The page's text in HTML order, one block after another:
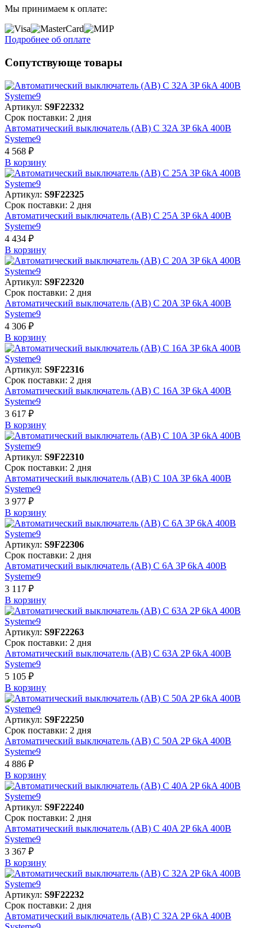
Мы принимаем к оплате:
Подробнее об оплате
Сопутствующе товары
Артикул: S9F22332
Срок поставки: 2 дня
Автоматический выключатель (АВ) C 32A 3P 6kA 400В
Systeme9
4 568 ₽
В корзинy
Артикул: S9F22325
Срок поставки: 2 дня
Автоматический выключатель (АВ) C 25A 3P 6kA 400В
Systeme9
4 434 ₽
В корзинy
Артикул: S9F22320
Срок поставки: 2 дня
Автоматический выключатель (АВ) C 20A 3P 6kA 400В
Systeme9
4 306 ₽
В корзинy
Артикул: S9F22316
Срок поставки: 2 дня
Автоматический выключатель (АВ) C 16A 3P 6kA 400В
Systeme9
3 617 ₽
В корзинy
Артикул: S9F22310
Срок поставки: 2 дня
Автоматический выключатель (АВ) C 10A 3P 6kA 400В
Systeme9
3 977 ₽
В корзинy
Артикул: S9F22306
Срок поставки: 2 дня
Автоматический выключатель (АВ) C 6A 3P 6kA 400В
Systeme9
3 117 ₽
В корзинy
Артикул: S9F22263
Срок поставки: 2 дня
Автоматический выключатель (АВ) C 63A 2P 6kA 400В
Systeme9
5 105 ₽
В корзинy
Артикул: S9F22250
Срок поставки: 2 дня
Автоматический выключатель (АВ) C 50A 2P 6kA 400В
Systeme9
4 886 ₽
В корзинy
Артикул: S9F22240
Срок поставки: 2 дня
Автоматический выключатель (АВ) C 40A 2P 6kA 400В
Systeme9
3 367 ₽
В корзинy
Артикул: S9F22232
Срок поставки: 2 дня
Автоматический выключатель (АВ) C 32A 2P 6kA 400В